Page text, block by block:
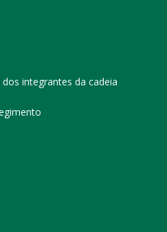
integrantes da cadeia